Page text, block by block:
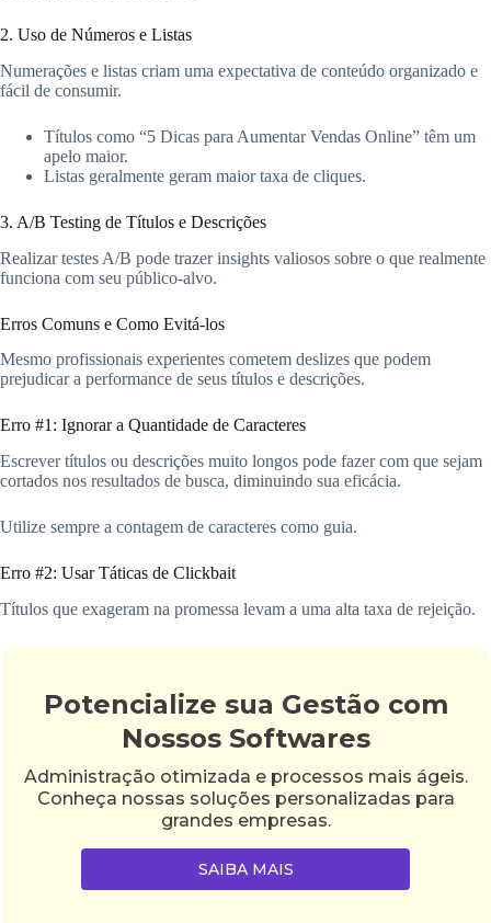
2. Uso de Números e Listas
Numerações e listas criam uma expectativa de conteúdo organizado e
fácil de consumir.
Títulos como “5 Dicas para Aumentar Vendas Online” têm um
apelo maior.
Listas geralmente geram maior taxa de cliques.
3. A/B Testing de Títulos e Descrições
Realizar testes A/B pode trazer insights valiosos sobre o que realmente
funciona com seu público-alvo.
Erros Comuns e Como Evitá-los
Mesmo profissionais experientes cometem deslizes que podem
prejudicar a performance de seus títulos e descrições.
Erro #1: Ignorar a Quantidade de Caracteres
Escrever títulos ou descrições muito longos pode fazer com que sejam
cortados nos resultados de busca, diminuindo sua eficácia.
Utilize sempre a contagem de caracteres como guia.
Erro #2: Usar Táticas de Clickbait
Títulos que exageram na promessa levam a uma alta taxa de rejeição.
Potencialize sua Gestão com
Nossos Softwares
Administração otimizada e processos mais ágeis.
Conheça nossas soluções personalizadas para
grandes empresas.
SAIBA MAIS